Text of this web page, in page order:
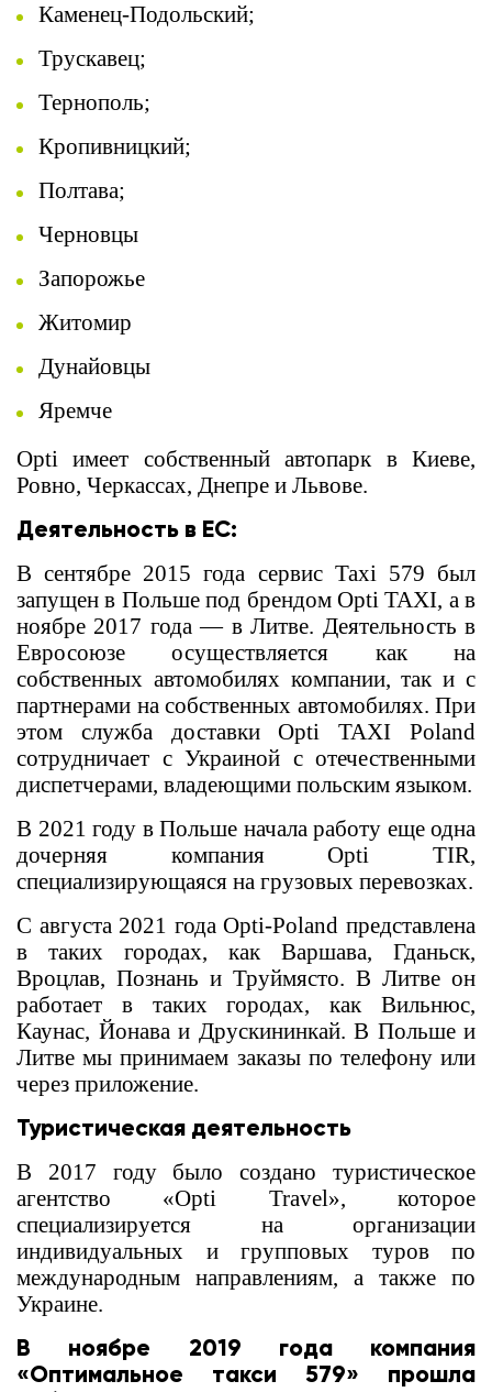
Каменец-Подольский;
Трускавец;
Тернополь;
Кропивницкий;
Полтава;
Черновцы
Запорожье
Житомир
Дунайовцы
Яремче
Opti имеет собственный автопарк в Киеве,
Ровно, Черкассах, Днепре и Львове.
Деятельность в ЕС:
В сентябре 2015 года сервис Taxi 579 был
запущен в Польше под брендом Opti TAXI, а в
ноябре 2017 года — в Литве. Деятельность в
Евросоюзе осуществляется как на
собственных автомобилях компании, так и с
партнерами на собственных автомобилях. При
этом служба доставки Opti TAXI Poland
сотрудничает с Украиной с отечественными
диспетчерами, владеющими польским языком.
В 2021 году в Польше начала работу еще одна
дочерняя компания Opti TIR,
специализирующаяся на грузовых перевозках.
С августа 2021 года Opti-Poland представлена
в таких городах, как Варшава, Гданьск,
Вроцлав, Познань и Труймясто. В Литве он
работает в таких городах, как Вильнюс,
Каунас, Йонава и Друскининкай. В Польше и
Литве мы принимаем заказы по телефону или
через приложение.
Туристическая деятельность
В 2017 году было создано туристическое
агентство «Opti Travel», которое
специализируется на организации
индивидуальных и групповых туров по
международным направлениям, а также по
Украине.
В ноябре 2019 года компания
«Оптимальное такси 579» прошла